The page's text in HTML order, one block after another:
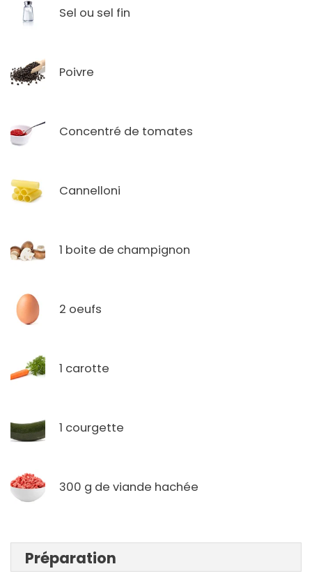
Sel ou sel fin
Poivre
Concentré de tomates
Cannelloni
1 boite de champignon
2 oeufs
1 carotte
1 courgette
300 g de viande hachée
Préparation